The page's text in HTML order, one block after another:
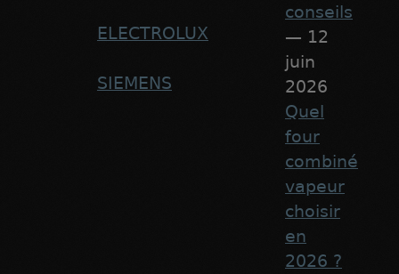
ELECTROLUX
SIEMENS
conseils
— 12
juin
2026
Quel
four
combiné
vapeur
choisir
en
2026 ?